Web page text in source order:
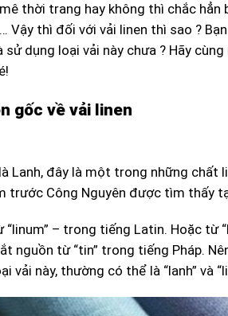
thời trang hay không thì chắc
Vậy thì đối với vải linen thì sao ?
sử dụng loại vải này chưa ? Hãy
gốc về vải linen
Lanh, đây là một trong những chất
trước Công Nguyên được tìm thấy
– trong tiếng Latin. Hoặc từ
nguồn từ “tin” trong tiếng Pháp.
vải này, thường có thể là “lanh” và